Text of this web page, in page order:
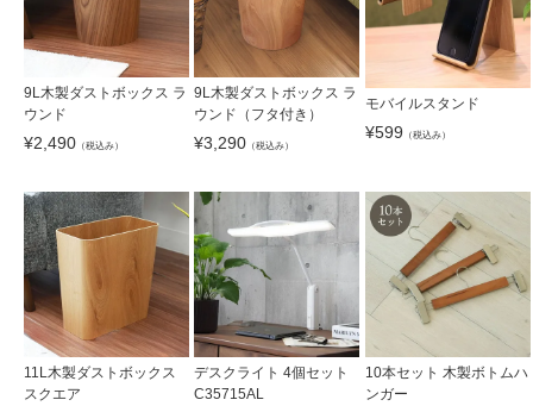
9L木製ダストボックス ラ
ウンド
¥2,490 （税込み）
9L木製ダストボックス ラ
ウンド（フタ付き）
¥3,290 （税込み）
モバイルスタンド
¥599 （税込み）
11L木製ダストボックス
スクエア
デスクライト 4個セット
C35715AL
10本セット 木製ボトムハ
ンガー